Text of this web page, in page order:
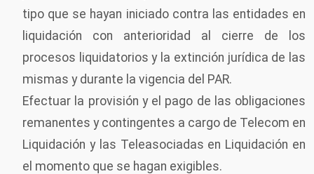
tipo que se hayan iniciado contra las entidades en
liquidación con anterioridad al cierre de los
procesos liquidatorios y la extinción jurídica de las
mismas y durante la vigencia del PAR.
Efectuar la provisión y el pago de las obligaciones
remanentes y contingentes a cargo de Telecom en
Liquidación y las Teleasociadas en Liquidación en
el momento que se hagan exigibles.